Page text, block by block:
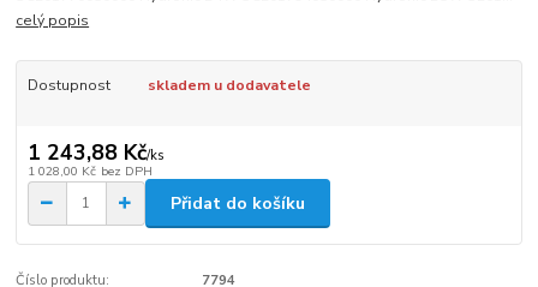
celý popis
Dostupnost skladem u dodavatele
1 243,88 Kč/ks
1 028,00 Kč bez DPH
Přidat do košíku
Číslo produktu:
7794